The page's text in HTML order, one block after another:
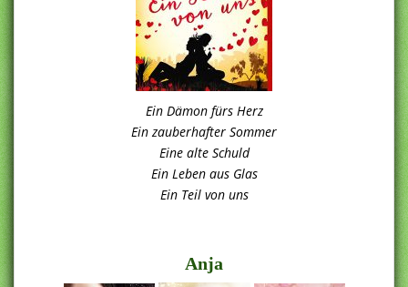
Ein Dämon fürs Herz
Ein zauberhafter Sommer
Eine alte Schuld
Ein Leben aus Glas
Ein Teil von uns
Anja